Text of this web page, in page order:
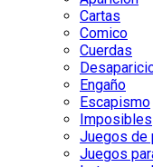
Cartas
Comico
Cuerdas
Engaño
Escapismo
Imposibles
Juegos de
Juegos